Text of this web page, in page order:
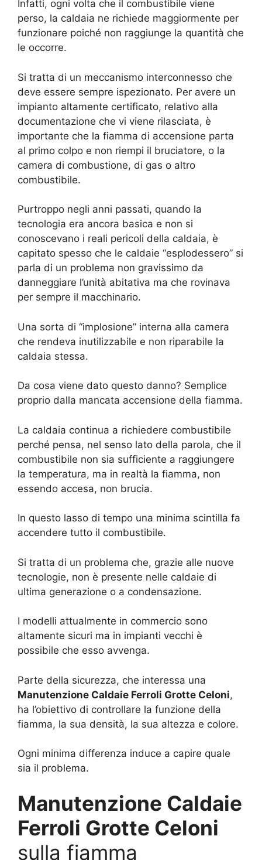
Infatti, ogni volta che il combustibile viene
perso, la caldaia ne richiede maggiormente per
funzionare poiché non raggiunge la quantità che
le occorre.
Si tratta di un meccanismo interconnesso che
deve essere sempre ispezionato. Per avere un
impianto altamente certificato, relativo alla
documentazione che vi viene rilasciata, è
importante che la fiamma di accensione parta
al primo colpo e non riempi il bruciatore, o la
camera di combustione, di gas o altro
combustibile.
Purtroppo negli anni passati, quando la
tecnologia era ancora basica e non si
conoscevano i reali pericoli della caldaia, è
capitato spesso che le caldaie “esplodessero” si
parla di un problema non gravissimo da
danneggiare l’unità abitativa ma che rovinava
per sempre il macchinario.
Una sorta di “implosione” interna alla camera
che rendeva inutilizzabile e non riparabile la
caldaia stessa.
Da cosa viene dato questo danno? Semplice
proprio dalla mancata accensione della fiamma.
La caldaia continua a richiedere combustibile
perché pensa, nel senso lato della parola, che il
combustibile non sia sufficiente a raggiungere
la temperatura, ma in realtà la fiamma, non
essendo accesa, non brucia.
In questo lasso di tempo una minima scintilla fa
accendere tutto il combustibile.
Si tratta di un problema che, grazie alle nuove
tecnologie, non è presente nelle caldaie di
ultima generazione o a condensazione.
I modelli attualmente in commercio sono
altamente sicuri ma in impianti vecchi è
possibile che esso avvenga.
Parte della sicurezza, che interessa una
Manutenzione Caldaie Ferroli Grotte Celoni,
ha l’obiettivo di controllare la funzione della
fiamma, la sua densità, la sua altezza e colore.
Ogni minima differenza induce a capire quale
sia il problema.
Manutenzione Caldaie
Ferroli Grotte Celoni
sulla fiamma